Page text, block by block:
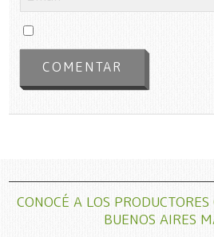
CONOCÉ A LOS
BUENOS AIRES